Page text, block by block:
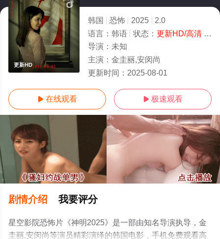
更新HD
韩国 恐怖 2025
2.0
语言： 韩语 状态： 更新HD/高清- 免费在线观看
导演： 未知
主演： 金圭丽,安闵尚
更新时间： 2025-08-01
 在线观看  极速观看
剧情介绍 我要评分
星空影院恐怖片《神明2025》是一部由知名导演执导，金
圭丽,安闵尚等演员精彩演绎的韩国电影，手机免费观看高